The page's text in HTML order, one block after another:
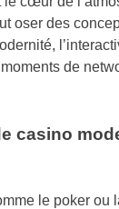
oser des
de
casino
le poker ou